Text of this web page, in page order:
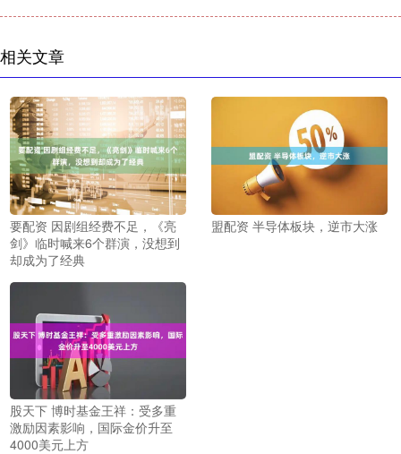
相关文章
要配资 因剧组经费不足，《亮
剑》临时喊来6个群演，没想到
却成为了经典
盟配资 半导体板块，逆市大涨
股天下 博时基金王祥：受多重
激励因素影响，国际金价升至
4000美元上方